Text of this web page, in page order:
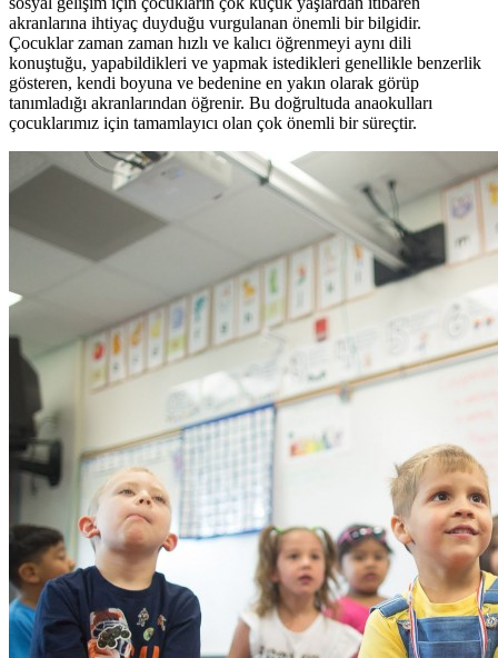
akranlarına ihtiyaç duyduğu vurgulanan önemli bir bilgidir.
Çocuklar zaman zaman hızlı ve kalıcı öğrenmeyi aynı dili
konuştuğu, yapabildikleri ve yapmak istedikleri genellikle benzerlik
gösteren, kendi boyuna ve bedenine en yakın olarak görüp
tanımladığı akranlarından öğrenir. Bu doğrultuda anaokulları
çocuklarımız için tamamlayıcı olan çok önemli bir süreçtir.